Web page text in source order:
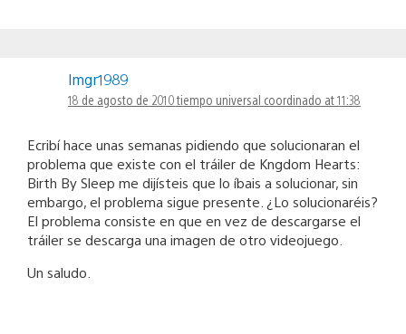
lmgr1989
18 de agosto de 2010 tiempo universal coordinado at 11:38
Ecribí hace unas semanas pidiendo que solucionaran el
problema que existe con el tráiler de Kngdom Hearts:
Birth By Sleep me dijísteis que lo íbais a solucionar, sin
embargo, el problema sigue presente. ¿Lo solucionaréis?
El problema consiste en que en vez de descargarse el
tráiler se descarga una imagen de otro videojuego.
Un saludo.